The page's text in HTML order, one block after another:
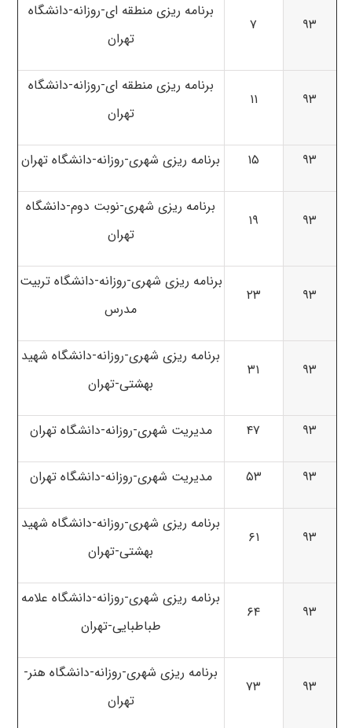
۹۳ ۷
برنامه ریزی منطقه ای-روزانه-دانشگاه
تهران
۹۳ ۱۱
برنامه ریزی منطقه ای-روزانه-دانشگاه
تهران
۹۳ ۱۵ برنامه ریزی شهری-روزانه-دانشگاه تهران
۹۳ ۱۹
برنامه ریزی شهری-نوبت دوم-دانشگاه
تهران
۹۳ ۲۳
برنامه ریزی شهری-روزانه-دانشگاه تربیت
مدرس
۹۳ ۳۱
برنامه ریزی شهری-روزانه-دانشگاه شهید
بهشتی-تهران
۹۳ ۴۷ مدیریت شهری-روزانه-دانشگاه تهران
۹۳ ۵۳ مدیریت شهری-روزانه-دانشگاه تهران
۹۳ ۶۱
برنامه ریزی شهری-روزانه-دانشگاه شهید
بهشتی-تهران
۹۳ ۶۴
برنامه ریزی شهری-روزانه-دانشگاه علامه
طباطبایی-تهران
۹۳ ۷۳
برنامه ریزی شهری-روزانه-دانشگاه هنر-
تهران